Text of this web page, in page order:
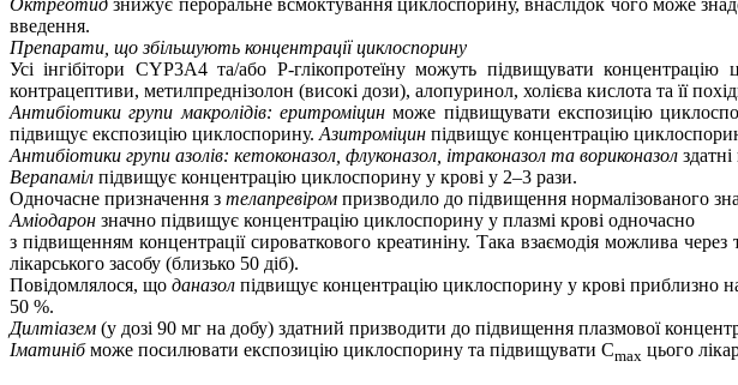
введення.
Препарати, що збільшують концентрації циклоспорину
Усі інгібітори CYP3A4 та/або Р-глікопротеїну можуть підвищувати
контрацептиви, метилпреднізолон (високі дози), алопуринол, холієва кислота та її
Антибіотики групи макролідів: еритроміцинможе підвищувати експозицію
підвищує експозицію циклоспорину. Азитроміцин підвищує концентрацію
Антибіотики групи азолів: кетоконазол, флуконазол, ітраконазол та вориконазол
Верапаміл підвищує концентрацію циклоспорину у крові у 2–3 рази.
Одночасне призначення з телапревіром призводило до підвищення нормалізованого
Аміодарон значно підвищує концентрацію циклоспорину у плазмі крові одночасно
з підвищенням концентрації сироваткового креатиніну. Така взаємодія можлива
лікарського засобу (близько 50 діб).
Повідомлялося, що даназол підвищує концентрацію циклоспорину у крові приблизно
50 %.
Дилтіазем (у дозі 90 мг на добу) здатний призводити до підвищення плазмової
Іматинібможе посилювати експозицію циклоспорину та підвищувати Cmax цього